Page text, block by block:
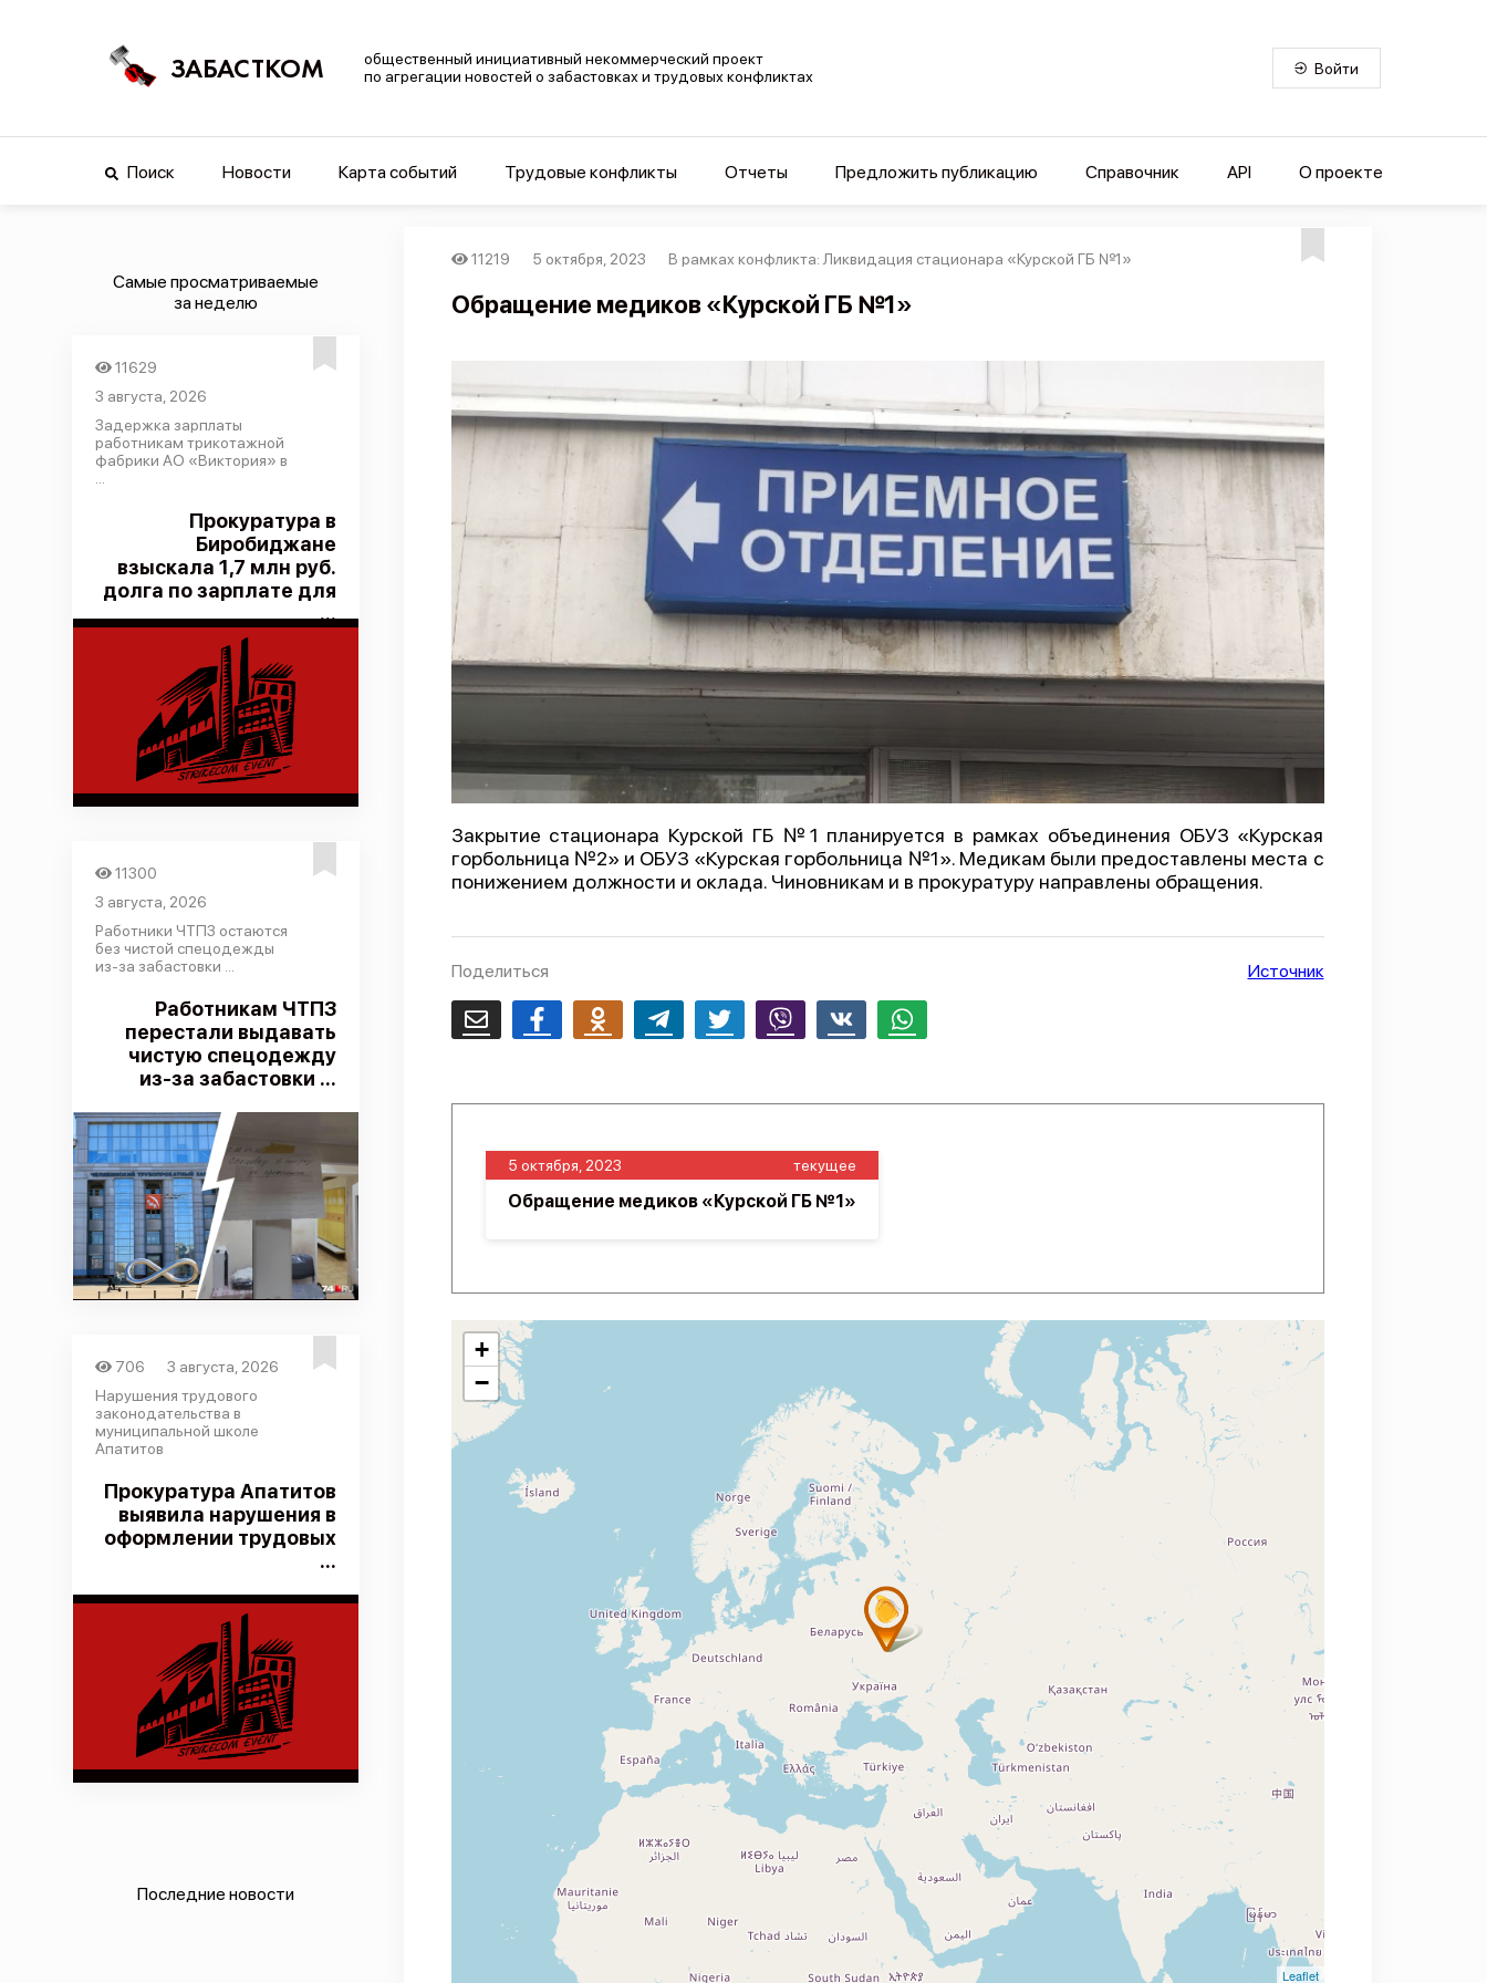
ЗАБАСТКОМ
общественный инициативный некоммерческий проект
по агрегации новостей о забастовках и трудовых конфликтах
Войти
Поиск Новости Карта событий Трудовые конфликты Отчеты Предложить публикацию Справочник API О проекте
Самые просматриваемые
за неделю
11629
3 августа, 2026
Задержка зарплаты
работникам трикотажной
фабрики АО «Виктория» в
Прокуратура в
Биробиджане
взыскала 1,7 млн руб.
долга по зарплате для
...
11300
3 августа, 2026
Работники ЧТПЗ остаются
без чистой спецодежды
из-за забастовки ...
Работникам ЧТПЗ
перестали выдавать
чистую спецодежду
из-за забастовки ...
706
3 августа, 2026
Нарушения трудового
законодательства в
муниципальной школе
Апатитов
Прокуратура Апатитов
выявила нарушения в
оформлении трудовых
...
Последние новости
11219 5 октября, 2023 В рамках конфликта: Ликвидация стационара «Курской ГБ №1»
Обращение медиков «Курской ГБ №1»
Закрытие стационара Курской ГБ №1 планируется в рамках объединения ОБУЗ «Курская
горбольница №2» и ОБУЗ «Курская горбольница №1». Медикам были предоставлены места с
понижением должности и оклада. Чиновникам и в прокуратуру направлены обращения.
Поделиться
Email FacebookOdnoklassnikiTelegram Twitter Viber Whatsapp
Источник
5 октября, 2023 текущее
Обращение медиков «Курской ГБ №1»
+
−
Leaflet